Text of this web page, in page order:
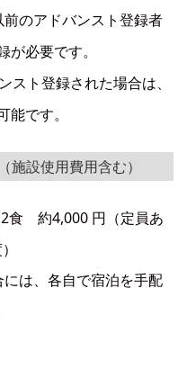
のアドバンスト登録者
必要です。
スト登録された場合は、
です。
施設使用費用含む）
食 約4,000 円（定員あ
は、各自で宿泊を手配